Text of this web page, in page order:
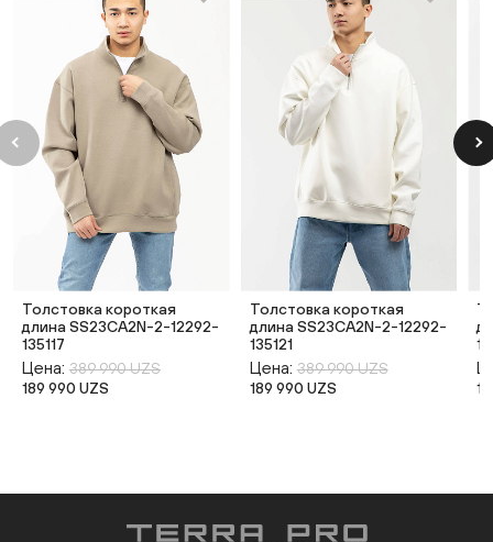
Толстовка короткая
длина SS23CA2N-2-12292-
135117
Цена: 389 990 UZS
189 990 UZS
Толстовка короткая
длина SS23CA2N-2-12292-
135121
Цена: 389 990 UZS
189 990 UZS